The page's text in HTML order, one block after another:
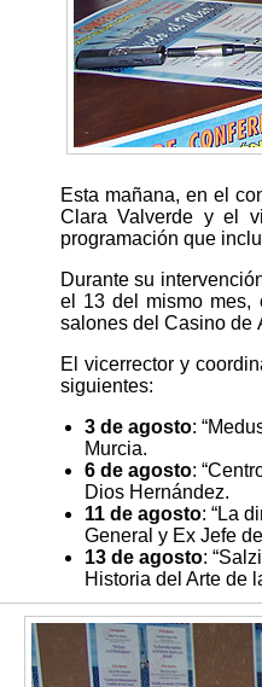
Esta mañana, en el
Clara Valverde y el
programación que
Durante su
el 13 del mismo mes,
salones del Casino de
El vicerrector y
siguientes:
3 de agosto:
Murcia.
6 de agosto:
Dios Hernández.
11 de agosto: “La
General y Ex Jefe
13 de agosto:
Historia del Arte de